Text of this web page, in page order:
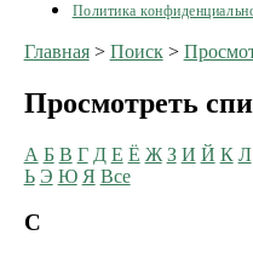
Политика
Главная> Поиск>
Просмотреть
А Б В Г Д Е Ё Ж З И Й К Л
Ь Э Ю Я Все
С